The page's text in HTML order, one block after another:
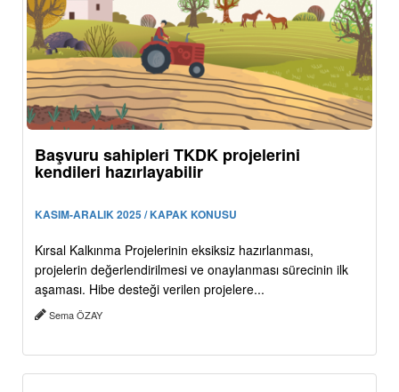
Başvuru sahipleri TKDK projelerini
kendileri hazırlayabilir
KASIM-ARALIK 2025 / KAPAK KONUSU
Kırsal Kalkınma Projelerinin eksiksiz hazırlanması,
projelerin değerlendirilmesi ve onaylanması sürecinin ilk
aşaması. Hibe desteği verilen projelere...
Sema ÖZAY